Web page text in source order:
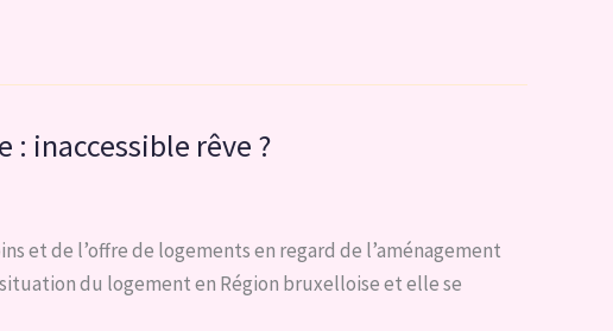
: inaccessible rêve ?
et de l’offre de logements en regard de l’aménagement
du logement en Région bruxelloise et elle se